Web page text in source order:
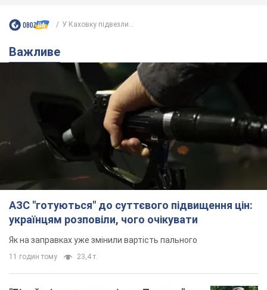
українцям розповіли, чого очікувати
Як на заправках уже змінили вартість пального
23,4 т.
"Білий дім не є власністю Трампа":
суд США зупинив будівництво
бальної зали за $400 млн
Трамп вже заявив, що негайно подасть
апеляцію а це "жахливе рішення"
10 годин тому 2,5 т.
Війна змінює не лише тактику: в НГУ
показали інженерні рішення проти